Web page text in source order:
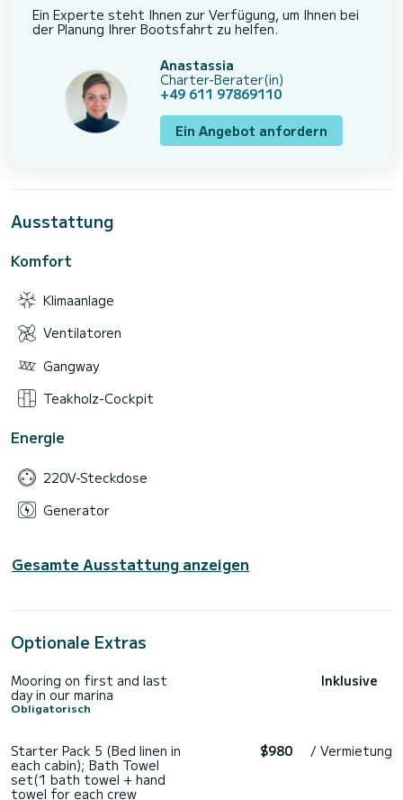
Ein Experte steht Ihnen zur Verfügung, um Ihnen bei
der Planung Ihrer Bootsfahrt zu helfen.
Anastassia
Charter-Berater(in)
+49 611 97869110
Ein Angebot anfordern
Ausstattung
Komfort
Klimaanlage
Ventilatoren
Gangway
Teakholz-Cockpit
Energie
220V-Steckdose
Generator
Gesamte Ausstattung anzeigen
Optionale Extras
Mooring on first and last
day in our marina
Obligatorisch
Inklusive
Starter Pack 5 (Bed linen in
each cabin); Bath Towel
set(1 bath towel + hand
towel for each crew
$980 / Vermietung